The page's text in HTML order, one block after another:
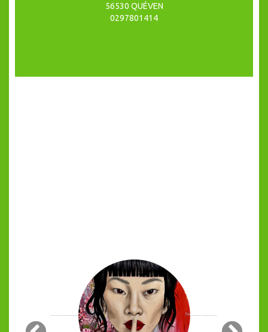
56530 QUÉVEN
0297801414